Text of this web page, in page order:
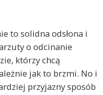
to solidna odsłona i
o odcinanie
którzy chcą
jak to brzmi. No i
przyjazny sposób